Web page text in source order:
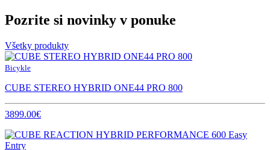
Pozrite si novinky v ponuke
Všetky produkty
Bicykle
CUBE STEREO HYBRID ONE44 PRO 800
3899.00€